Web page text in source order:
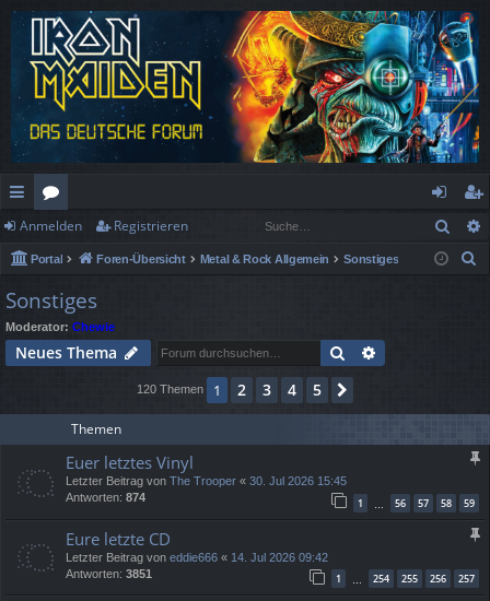
ch
ne
llz
ug
rif
or
en
n
m
eg
ist
Anmelden Registrieren
Portal Foren-Übersicht Metal & Rock Allgemein Sonstiges
Sonstiges
Moderator: Chewie
Neues Thema Suche
120 Themen 1 2 3 4 5
Themen
Euer letztes Vinyl
Letzter Beitrag von The Trooper « 30. Jul 2026 15:45
Antworten: 874 1 56 57 58 59
Eure letzte CD
Letzter Beitrag von eddie666 « 14. Jul 2026 09:42
Antworten: 3851 1 254 255 256 257